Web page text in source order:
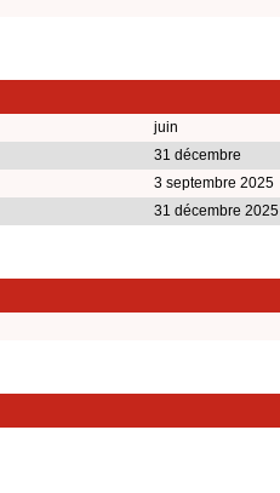
juin
31 décembre
3 septembre 2025
31 décembre 2025